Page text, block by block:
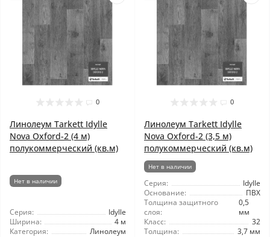
0
Линолеум Tarkett Idylle
Nova Oxford-2 (4 м)
полукоммерческий (кв.м)
Нет в наличии
Серия:
Idylle
Ширина:
4 м
Категория:
Линолеум
0
Линолеум Tarkett Idylle
Nova Oxford-2 (3,5 м)
полукоммерческий (кв.м)
Нет в наличии
Серия:
Idylle
Основание:
ПВХ
Толщина защитного
слоя:
0,5
мм
Класс:
32
Толщина:
3,7 мм